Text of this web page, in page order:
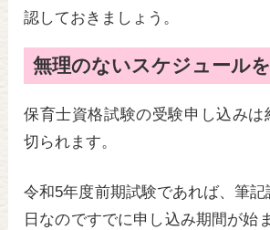
認しておきましょう。
無理のないスケジュール
保育士資格試験の受験申し込みは
切られます。
令和5年度前期試験であれば、筆
日なのですでに申し込み期間が始